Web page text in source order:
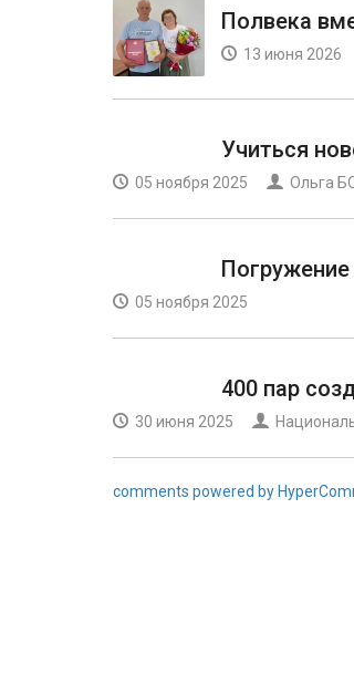
Полвека
13 июня 2026
Учиться
05 ноября 2025 Ольга
05 ноября 2025
400 пар
30 июня 2025
comments powered by